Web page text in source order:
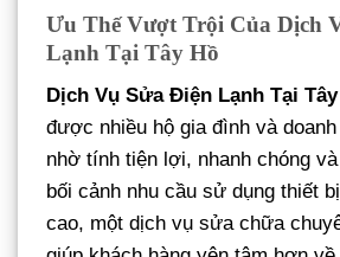
Ưu Thế Vượt Trội Của Dịch
Lạnh Tại Tây Hồ
Dịch Vụ Sửa Điện Lạnh Tại
được nhiều hộ gia đình và
nhờ tính tiện lợi, nhanh chóng
bối cảnh nhu cầu sử dụng thiết
cao, một dịch vụ sửa chữa